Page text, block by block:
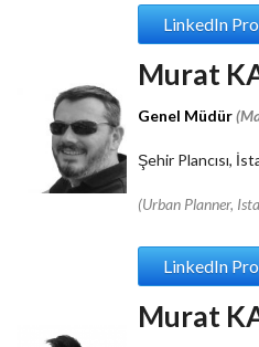
LinkedIn
Murat
Genel Müdür(
Şehir Plancısı,
(Urban Planner,
LinkedIn
Murat